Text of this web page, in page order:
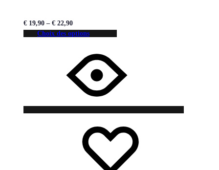
€ 19,90 – € 22,90
Choix des options